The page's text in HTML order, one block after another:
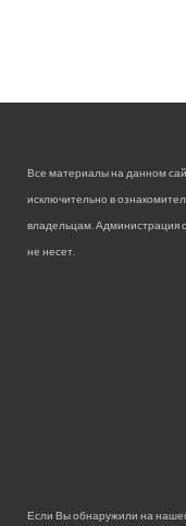
Все материалы на данном
исключительно в
владельцам. Администрация
не несет.
Если Вы обнаружили на